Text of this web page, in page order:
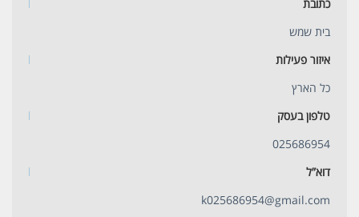
כתובת
בית שמש
איזור פעילות
כל הארץ
טלפון בעסק
025686954
דוא”ל
k025686954@gmail.com